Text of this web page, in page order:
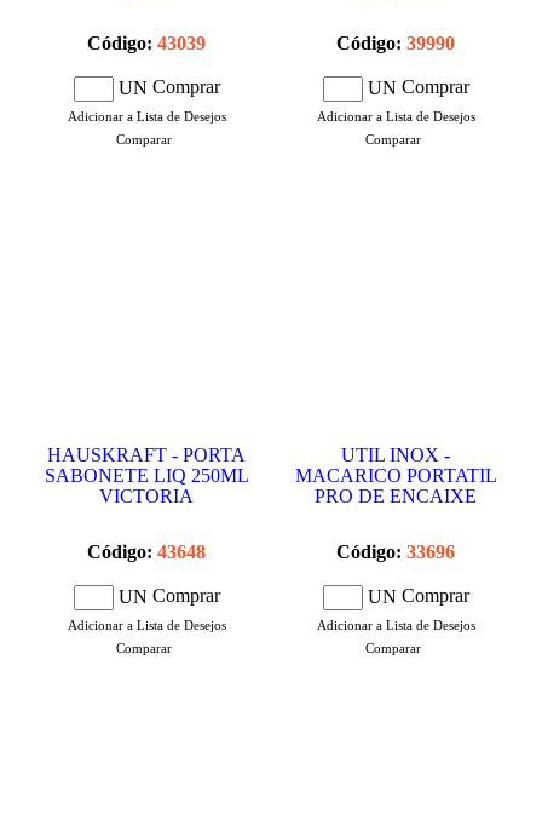
Código: 43039
UN Comprar
Adicionar a Lista de Desejos
Comparar
Código: 39990
UN Comprar
Adicionar a Lista de Desejos
Comparar
HAUSKRAFT - PORTA
SABONETE LIQ 250ML
VICTORIA
Código: 43648
UN Comprar
Adicionar a Lista de Desejos
Comparar
UTIL INOX -
MACARICO PORTATIL
PRO DE ENCAIXE
Código: 33696
UN Comprar
Adicionar a Lista de Desejos
Comparar